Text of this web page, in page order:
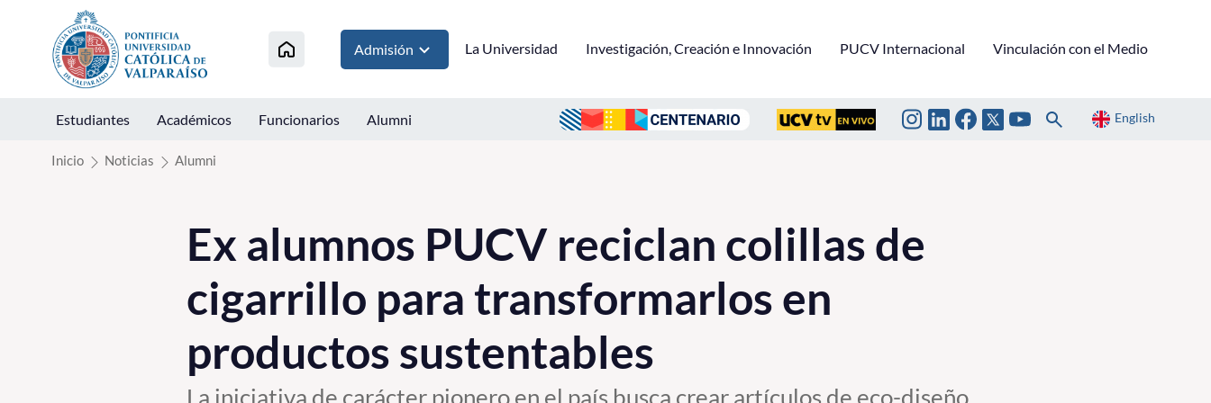
Click acá para ir directamente al contenido
Admisión La Universidad Investigación, Creación e Innovación PUCV Internacional Vinculación con el Medio
Estudiantes Académicos Funcionarios Alumni English
Inicio Noticias Alumni
Ex alumnos PUCV reciclan colillas de
cigarrillo para transformarlos en
productos sustentables
La iniciativa de carácter pionero en el país busca crear artículos de eco-diseño.